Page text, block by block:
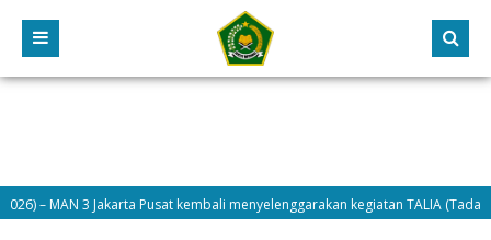
– MAN 3 Jakarta Pusat kembali menyelenggarakan kegiatan TALIA